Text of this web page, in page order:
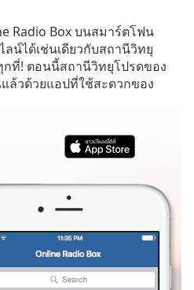
Radio Box บนสมาร์ตโฟน
ลน์ได้เช่นเดียวกับสถานีวิทยุ
ที่! ตอนนี้สถานีวิทยุโปรดของ
ล้วด้วยแอปที่ใช้สะดวกของ